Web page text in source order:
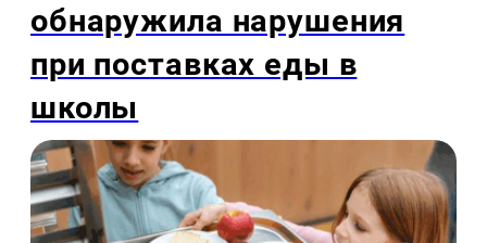
обнаружила нарушения
при поставках еды в
школы